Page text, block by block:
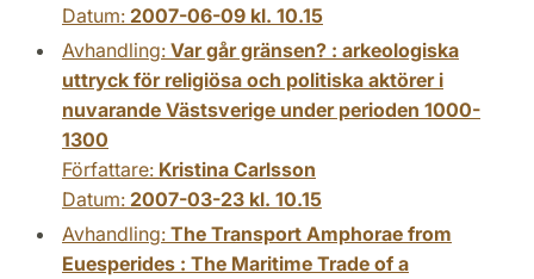
Datum: 2007-06-09 kl. 10.15
Avhandling: Var går gränsen? : arkeologiska
uttryck för religiösa och politiska aktörer i
nuvarande Västsverige under perioden 1000-
1300
Författare: Kristina Carlsson
Datum: 2007-03-23 kl. 10.15
Avhandling: The Transport Amphorae from
Euesperides : The Maritime Trade of a